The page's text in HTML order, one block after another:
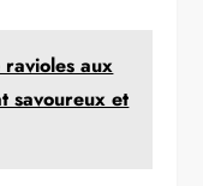
aux
savoureux et